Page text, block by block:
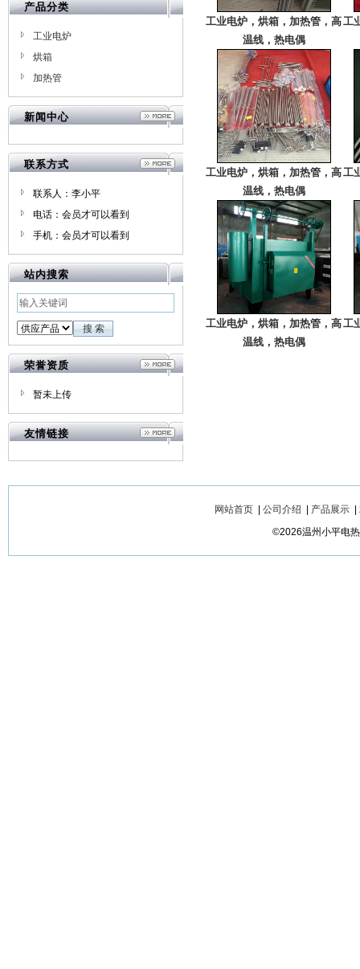
户。欢迎各位来参观指导工作，如
何的疑问，您可以直接给我们留言
或直接与我们联络，我们将在收到
您的信息后，会第一时间及时与您
产品分类
工业电炉
烘箱
加热管
新闻中心
联系方式
联系人：李小平
电话：会员才可以看到
手机：会员才可以看到
站内搜索
荣誉资质
暂未上传
友情链接
工业电炉，烘箱，加热管，高
温线，热电偶
工
工业电炉，烘箱，加热管，高
温线，热电偶
工
工业电炉，烘箱，加热管，高
温线，热电偶
工
网站首页 公司介绍 产品展示
©2026温州小平电